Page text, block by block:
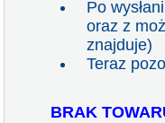
Po
oraz z
znajduje)
Teraz
BRAK